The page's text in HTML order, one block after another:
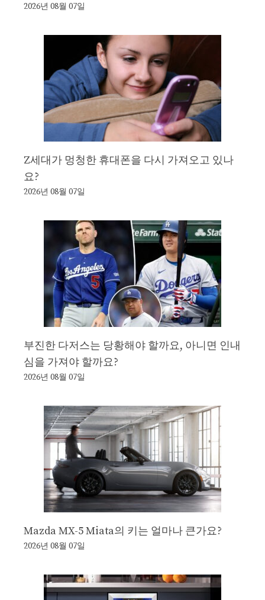
2026년 08월 07일
Z세대가 멍청한 휴대폰을 다시 가져오고 있나
요?
2026년 08월 07일
부진한 다저스는 당황해야 할까요, 아니면 인내
심을 가져야 할까요?
2026년 08월 07일
Mazda MX-5 Miata의 키는 얼마나 큰가요?
2026년 08월 07일